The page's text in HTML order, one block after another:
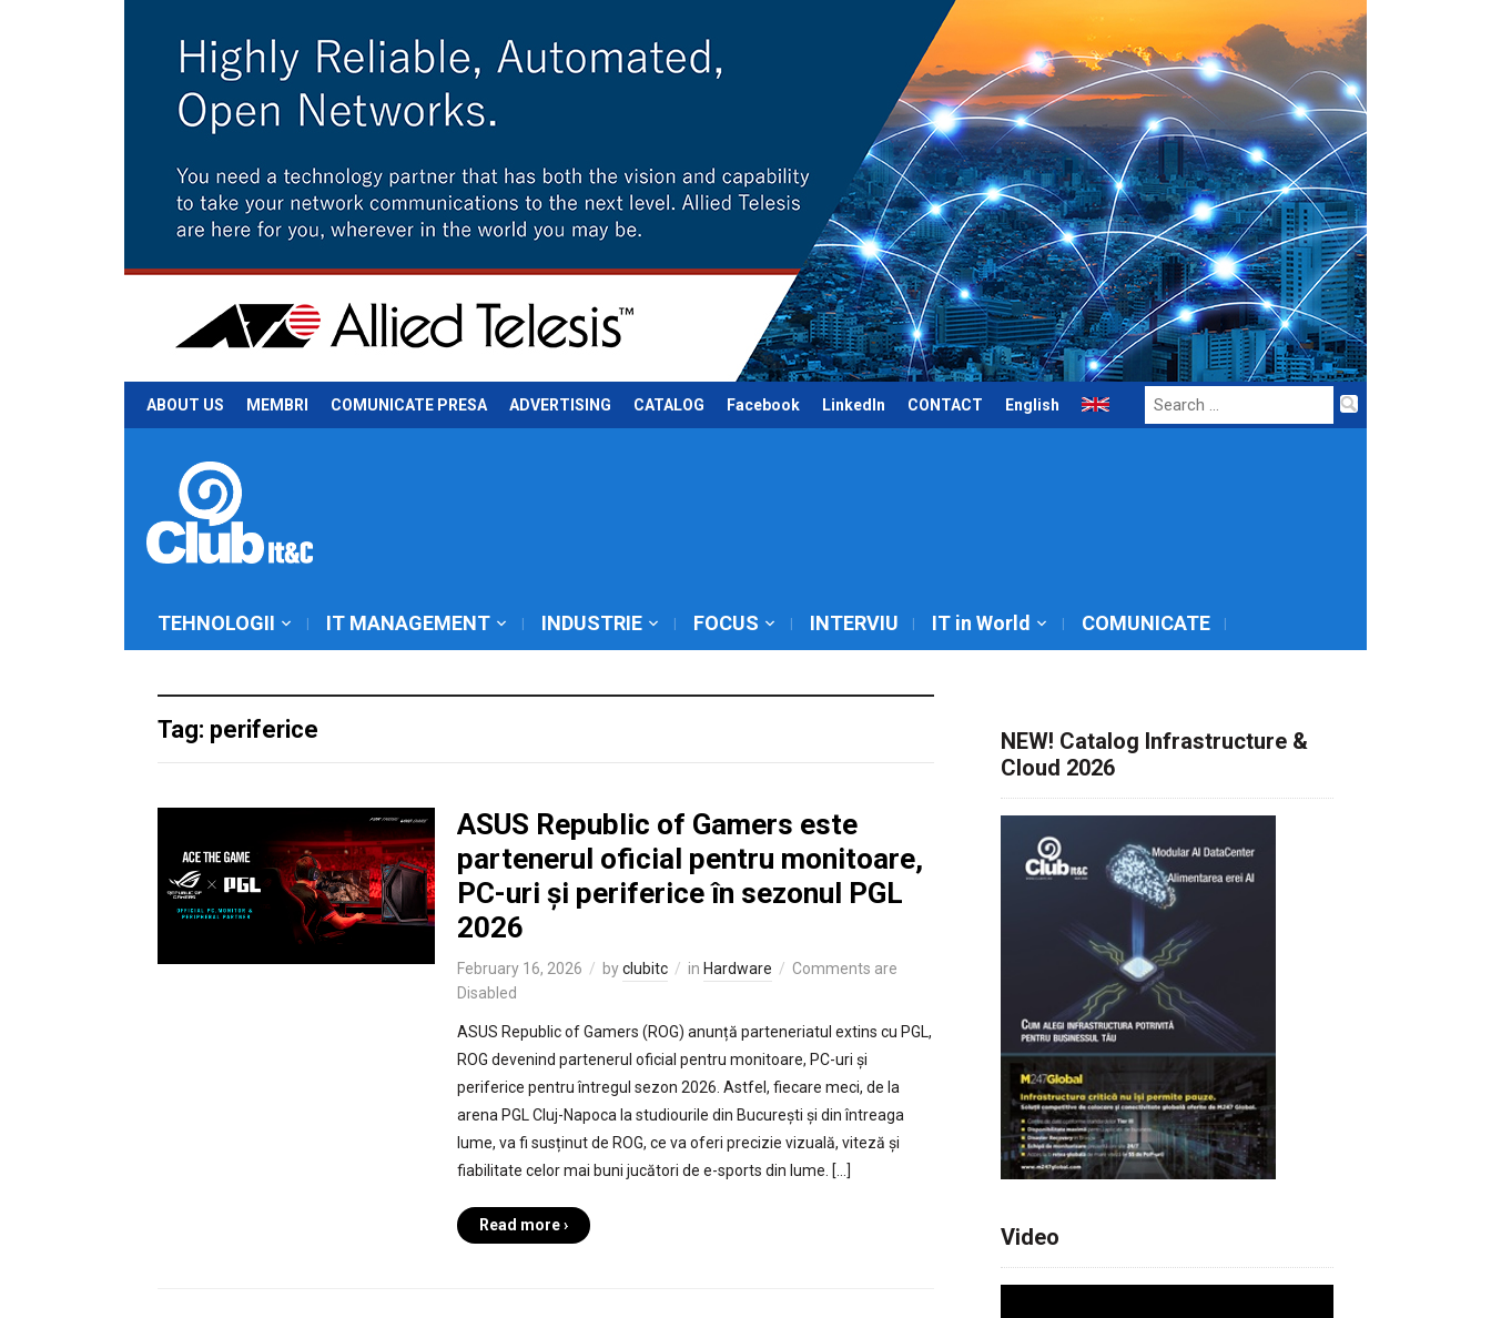
ABOUT US MEMBRI COMUNICATE PRESA ADVERTISING CATALOG Facebook LinkedIn CONTACT English
Search
for:
TEHNOLOGII IT MANAGEMENT INDUSTRIE FOCUS INTERVIU IT in World COMUNICATE
Tag: periferice
ASUS Republic of Gamers este
partenerul oficial pentru monitoare,
PC-uri și periferice în sezonul PGL
2026
February 16, 2026 byclubitc in Hardware
Comments are
Disabled
ASUS Republic of Gamers (ROG) anunță parteneriatul extins cu PGL,
ROG devenind partenerul oficial pentru monitoare, PC-uri și
periferice pentru întregul sezon 2026. Astfel, fiecare meci, de la
arena PGL Cluj-Napoca la studiourile din București și din întreaga
lume, va fi susținut de ROG, ce va oferi precizie vizuală, viteză și
fiabilitate celor mai buni jucători de e-sports din lume. […]
Read more ›
NEW! Catalog Infrastructure &
Cloud 2026
Video